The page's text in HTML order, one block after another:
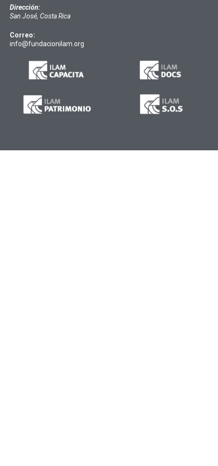
Dirección:
San José, Costa Rica
Correo:
info@fundacionilam.org